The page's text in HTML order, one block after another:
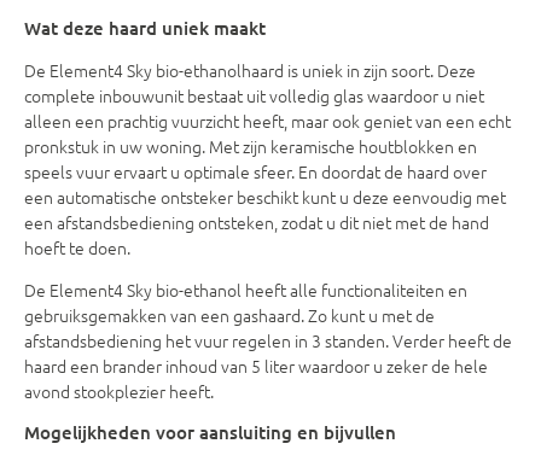
Wat deze haard uniek maakt
De Element4 Sky bio-ethanolhaard is uniek in zijn soort. Deze
complete inbouwunit bestaat uit volledig glas waardoor u niet
alleen een prachtig vuurzicht heeft, maar ook geniet van een echt
pronkstuk in uw woning. Met zijn keramische houtblokken en
speels vuur ervaart u optimale sfeer. En doordat de haard over
een automatische ontsteker beschikt kunt u deze eenvoudig met
een afstandsbediening ontsteken, zodat u dit niet met de hand
hoeft te doen.
De Element4 Sky bio-ethanol heeft alle functionaliteiten en
gebruiksgemakken van een gashaard. Zo kunt u met de
afstandsbediening het vuur regelen in 3 standen. Verder heeft de
haard een brander inhoud van 5 liter waardoor u zeker de hele
avond stookplezier heeft.
Mogelijkheden voor aansluiting en bijvullen